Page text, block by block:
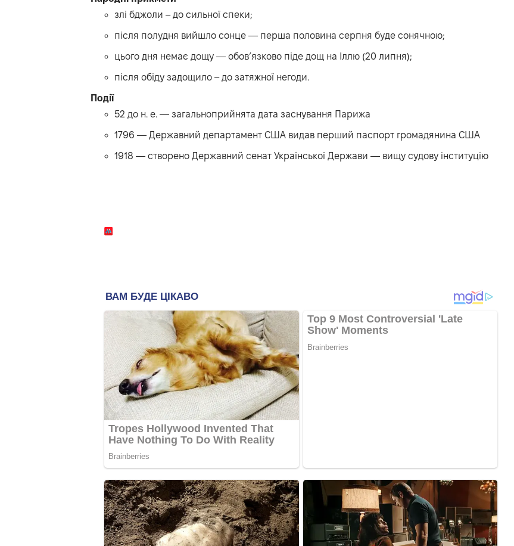
злі бджоли – до сильної спеки;
після полудня вийшло сонце — перша половина серпня буде сонячною;
цього дня немає дощу — обов’язково піде дощ на Іллю (20 липня);
після обіду задощило – до затяжної негоди.
Події
52 до н. е. — загальноприйнята дата заснування Парижа
1796 — Державний департамент США видав перший паспорт громадянина США
1918 — створено Державний сенат Української Держави — вищу судову інституцію